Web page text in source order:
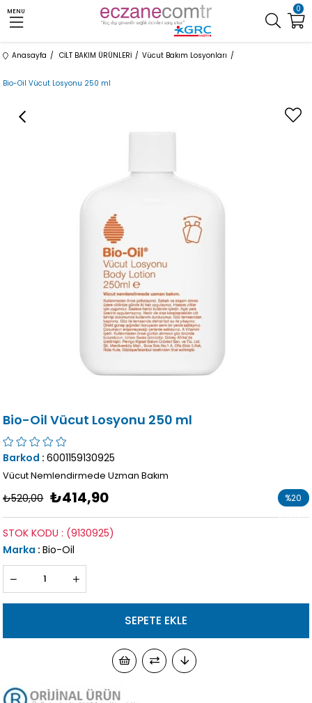
0
MENU
Anasayfa CİLT BAKIM ÜRÜNLERİ Vücut Bakım Losyonları
Bio-Oil Vücut Losyonu 250 ml
Bio-Oil Vücut Losyonu 250 ml
Barkod : 6001159130925
Vücut Nemlendirmede Uzman Bakım
₺520,00 ₺414,90 %20
İndirim
(9130925)
STOK KODU
Marka : Bio-Oil